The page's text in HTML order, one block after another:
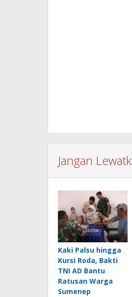
Jangan
Kaki Palsu hingga
Kursi Roda, Bakti
TNI AD Bantu
Ratusan Warga
Sumenep